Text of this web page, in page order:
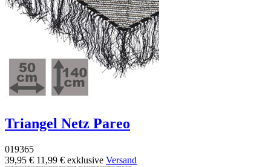
Triangel Netz Pareo
019365
39,95 € 11,99 € exklusive Versand